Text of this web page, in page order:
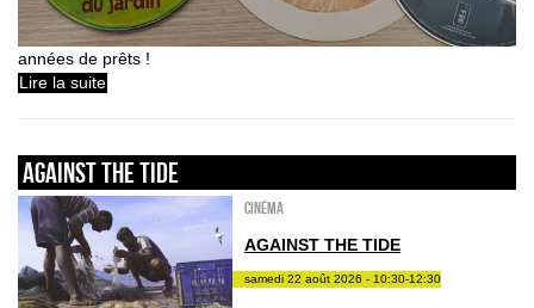
années de prêts !
Lire la suite
AGAINST THE TIDE
Cinéma
AGAINST THE TIDE
samedi 22 août 2026 - 10:30-12:30